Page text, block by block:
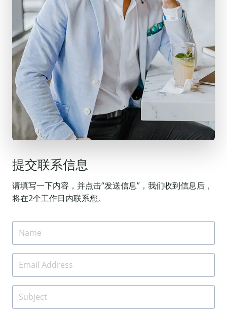
提交联系信息
请填写一下内容，并点击“发送信息”，我们收到信息后，
将在2个工作日内联系您。